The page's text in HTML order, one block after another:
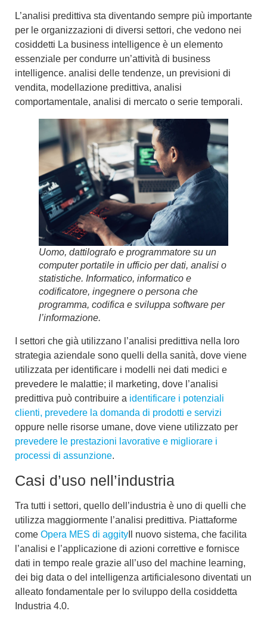
L’analisi predittiva sta diventando sempre più importante
per le organizzazioni di diversi settori, che vedono nei
cosiddetti La business intelligence è un elemento
essenziale per condurre un’attività di business
intelligence. analisi delle tendenze, un previsioni di
vendita, modellazione predittiva, analisi
comportamentale, analisi di mercato o serie temporali.
Uomo, dattilografo e programmatore su un
computer portatile in ufficio per dati, analisi o
statistiche. Informatico, informatico e
codificatore, ingegnere o persona che
programma, codifica e sviluppa software per
l’informazione.
I settori che già utilizzano l’analisi predittiva nella loro
strategia aziendale sono quelli della sanità, dove viene
utilizzata per identificare i modelli nei dati medici e
prevedere le malattie; il marketing, dove l’analisi
predittiva può contribuire a identificare i potenziali
clienti, prevedere la domanda di prodotti e servizi
oppure nelle risorse umane, dove viene utilizzato per
prevedere le prestazioni lavorative e migliorare i
processi di assunzione.
Casi d’uso nell’industria
Tra tutti i settori, quello dell’industria è uno di quelli che
utilizza maggiormente l’analisi predittiva. Piattaforme
come Opera MES di aggity Il nuovo sistema, che facilita
l’analisi e l’applicazione di azioni correttive e fornisce
dati in tempo reale grazie all’uso del machine learning,
dei big data o del intelligenza artificialesono diventati un
alleato fondamentale per lo sviluppo della cosiddetta
Industria 4.0.